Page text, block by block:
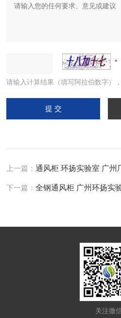
请输入计算结果（填写阿拉伯数字）
上一篇：通风柜 环扬实验室 广州
下一篇：全钢通风柜 广州环扬实
关注微